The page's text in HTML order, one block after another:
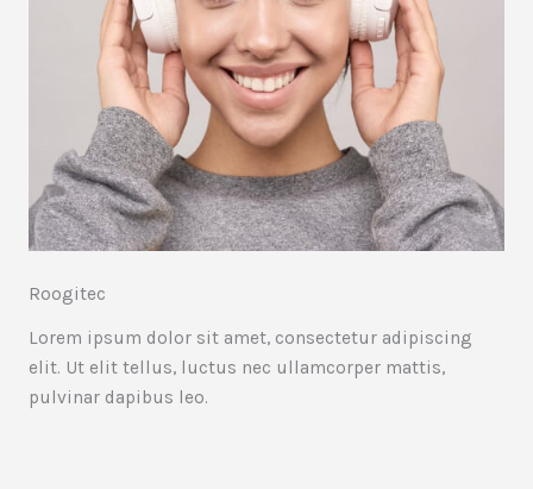
Roogitec
Lorem ipsum dolor sit amet, consectetur adipiscing
elit. Ut elit tellus, luctus nec ullamcorper mattis,
pulvinar dapibus leo.